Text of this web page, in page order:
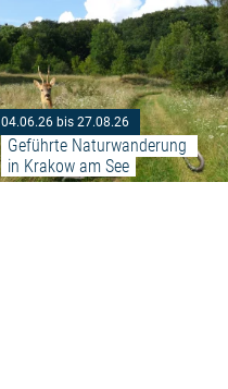
04.06.26 bis 27.08.26
Geführte Naturwanderung
in Krakow am See